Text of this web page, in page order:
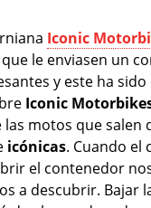
Iconic
le enviasen un
y este ha
Iconic
las motos que salen
icónicas. Cuando el
el contenedor
a descubrir. Bajar